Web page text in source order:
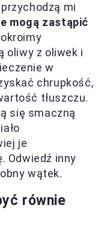
mi
mogą zastąpić
oliwy z oliwek i
w
chrupkość,
tłuszczu.
się smaczną
je
Odwiedź inny
wątek.
równie